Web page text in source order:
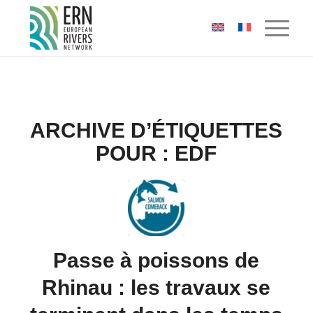
Panneau de gestion des cookies
ARCHIVE D’ÉTIQUETTES
POUR : EDF
Passe à poissons de
Rhinau : les travaux se